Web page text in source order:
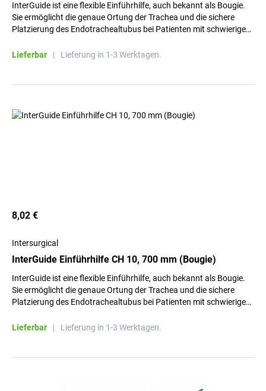
InterGuide ist eine flexible Einführhilfe, auch bekannt als Bougie.
Sie ermöglicht die genaue Ortung der Trachea und die sichere
Platzierung des Endotrachealtubus bei Patienten mit schwierigem
Lieferbar
| Lieferung in 1-3 Werktagen.
8,02 €
Intersurgical
InterGuide Einführhilfe CH 10, 700 mm (Bougie)
InterGuide ist eine flexible Einführhilfe, auch bekannt als Bougie.
Sie ermöglicht die genaue Ortung der Trachea und die sichere
Platzierung des Endotrachealtubus bei Patienten mit schwierigem
Lieferbar
| Lieferung in 1-3 Werktagen.